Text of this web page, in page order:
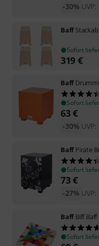
UVP:
-30%
Baff
Sofort
319 €
Baff
Sofort
63€
UVP:
-30%
Baff Pirate
Sofort
73€
UVP:
-27%
Baff Biff
Sofort